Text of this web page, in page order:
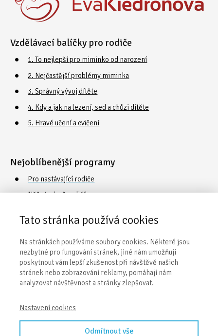
Vzdělávací balíčky pro rodiče
1. To nejlepší pro miminko od narození
2. Nejčastější problémy miminka
3. Správný vývoj dítěte
4. Kdy a jak na lezení, sed a chůzi dítěte
5. Hravé učení a cvičení
Nejoblíbenější programy
Pro nastávající rodiče
Něžná náruč rodičů
Poradna o vývoji a péči
Vaničkování
Obecné informace
Kontakty
Obchodní podmínky
Tato stránka používá cookies
Na stránkách používáme soubory cookies. Některé jsou
nezbytné pro fungování stránek, jiné nám umožňují
poskytnout vám lepší zkušenost při návštěvě našich
stránek nebo zobrazování reklamy, pomáhají nám
analyzovat návštěvnost a stránky zlepšovat.
Nastavení cookies
Odmítnout vše